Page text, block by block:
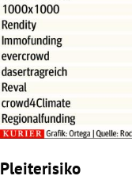
Pleiterisiko